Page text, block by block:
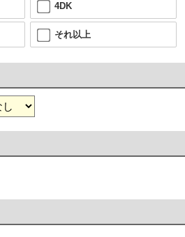
4DK
それ以上